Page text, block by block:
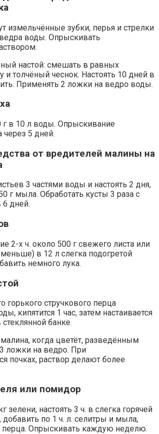
измельчённые зубки, перья и стрелки
воды. Опрыскивать
настой: смешать в равных
и толчёный чеснок. Настоять 10 дней в
Применять 2 ложки на ведро воды.
г в 10 л воды. Опрыскивание
через 5 дней.
от вредителей малины на
3 частями воды и настоять 2 дня,
г мыла. Обработать кусты 3 раза с
дней.
2-х ч. около 500 г свежего листа или
в 12 л слегка подогретой
немного лука.
горького стручкового перца
кипятится 1 час, затем настаивается
банке.
когда цветёт, разведённым
ложки на ведро. При
почках, раствор делают более
или помидор
зелени, настоять 3 ч. в слегка горячей
добавить по 1 ч. л. селитры и мыла,
Опрыскивать каждую неделю.